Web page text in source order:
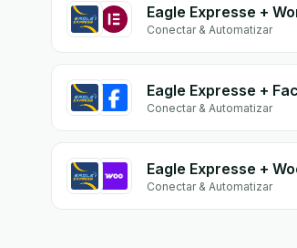
Conectar & Automatizar
Conectar & Automatizar
Conectar & Automatizar